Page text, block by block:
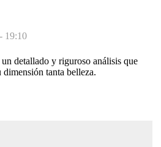
19:10
detallado y riguroso análisis que
dimensión tanta belleza.